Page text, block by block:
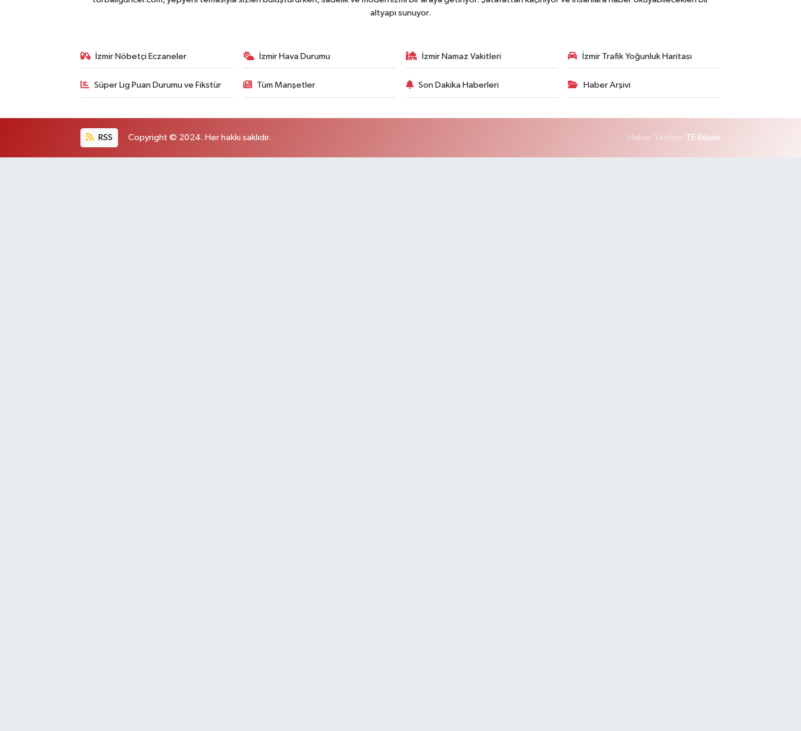
altyapı sunuyor.
İzmir Nöbetçi Eczaneler İzmir Hava Durumu İzmir Namaz Vakitleri İzmir Trafik Yoğunluk Haritası
Süper Lig Puan Durumu ve Fikstür Tüm Manşetler Son Dakika Haberleri Haber Arşivi
RSS Copyright © 2024. Her hakkı saklıdır. Haber Yazılımı: TE Bilişim